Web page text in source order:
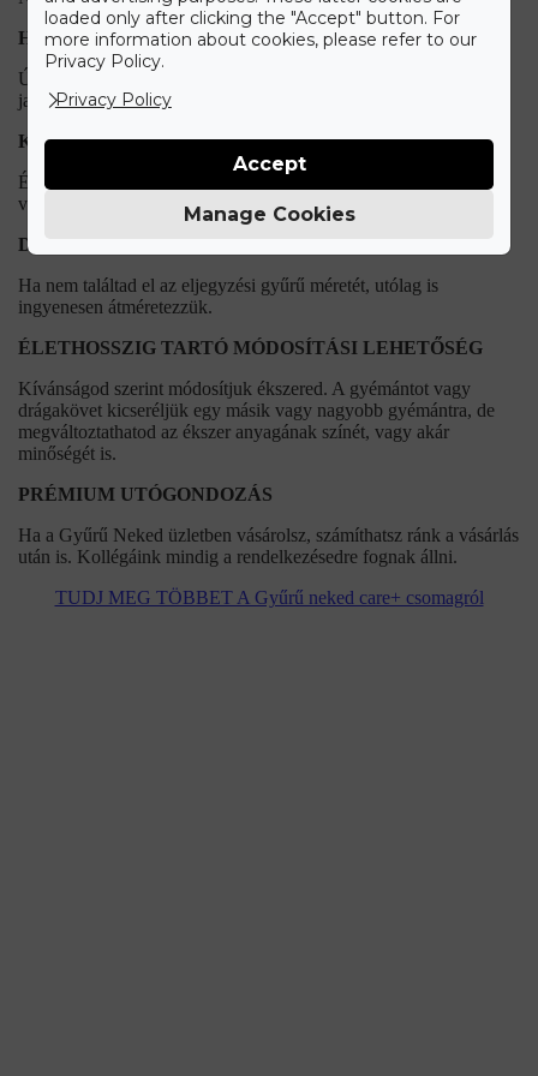
HIBÁS, VAGY SÉRÜLT ÉKSZEREK JAVÍTÁSA
Újonnan vásárolt hibás ékszer esetén teljes mértékben mi álljuk a
javítási és szállítási költségeket.
KORLÁTLAN ÉKSZERTISZTÍTÁSI LEHETŐSÉG
Ékszered eredeti csillogását bármikor ingyenesen visszaállítjuk a
vásárlást követően.
DÍJMENTES GYŰRŰMÉRETEZÉS
Ha nem találtad el az eljegyzési gyűrű méretét, utólag is
ingyenesen átméretezzük.
ÉLETHOSSZIG TARTÓ MÓDOSÍTÁSI LEHETŐSÉG
Kívánságod szerint módosítjuk ékszered. A gyémántot vagy
drágakövet kicseréljük egy másik vagy nagyobb gyémántra, de
megváltoztathatod az ékszer anyagának színét, vagy akár
minőségét is.
PRÉMIUM UTÓGONDOZÁS
Ha a Gyűrű Neked üzletben vásárolsz, számíthatsz ránk a vásárlás
után is. Kollégáink mindig a rendelkezésedre fognak állni.
TUDJ MEG TÖBBET A Gyűrű neked care+ csomagról
loaded only after clicking the "Accept" button. For
more information about cookies, please refer to our
Privacy Policy.
Privacy Policy
Manage Cookies
Accept